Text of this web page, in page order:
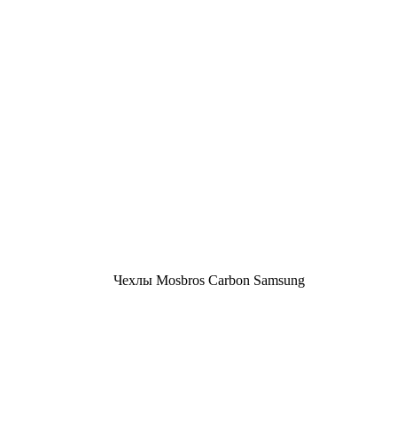
Чехлы Mosbros Carbon Samsung